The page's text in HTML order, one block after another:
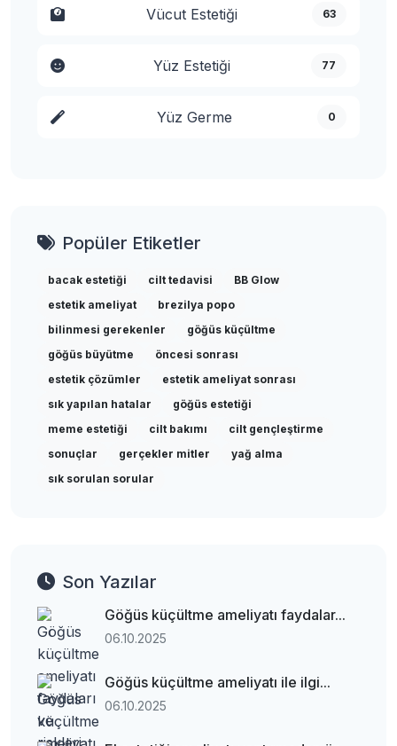
Vücut Estetiği 63
Yüz Estetiği 77
Yüz Germe 0
Popüler Etiketler
bacak estetiği cilt tedavisi
BB Glow
estetik ameliyat
brezilya popo
bilinmesi gerekenler
göğüs küçültme
göğüs büyütme
öncesi sonrası
estetik çözümler
estetik ameliyat sonrası
sık yapılan hatalar
göğüs estetiği
meme estetiği
cilt bakımı
cilt gençleştirme
sonuçlar
gerçekler mitler
yağ alma
sık sorulan sorular
Son Yazılar
Göğüs küçültme ameliyatı faydalar...
06.10.2025
Göğüs küçültme ameliyatı ile ilgi...
06.10.2025